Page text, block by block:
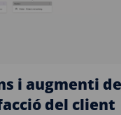
i augmenti de
del client